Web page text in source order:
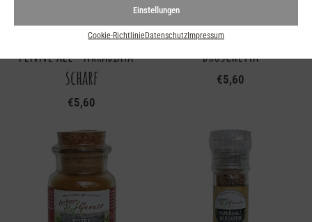
Einstellungen
Cookie-RichtlinieDatenschutzImpressum
Penne all´ Arrabiata –
scharf
€5,60
Bruschetta
€5,60